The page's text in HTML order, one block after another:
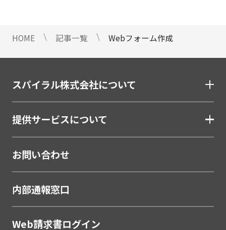
安否確認サービス
給与明細電子化
金融（銀行・信用金庫・信用組合・JAバンク・保
割賦・クレジット申込電子化
相談会・来店予約システム
学校・教育
学校・教育機関
HOME 記事一覧 Webフォーム作成
スパイラル株式会社について
提供サービスについて
お問い合わせ
内部通報窓口
Web請求書ログイン